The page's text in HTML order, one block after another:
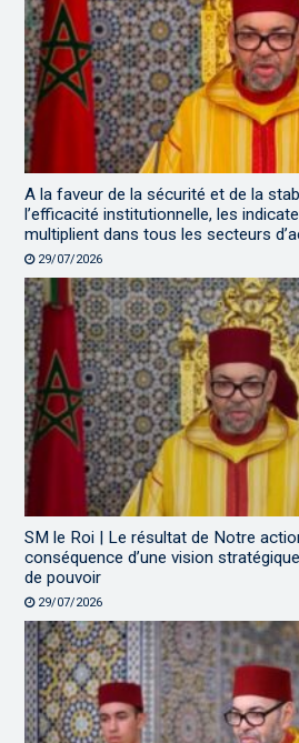
A la faveur de la sécurité et de la
l’efficacité institutionnelle, les
multiplient dans tous les secteurs
29/07/2026
SM le Roi | Le résultat de Notre
conséquence d’une vision
de pouvoir
29/07/2026